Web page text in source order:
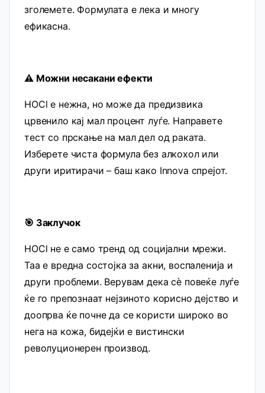
зголемете. Формулата е лека и многу
ефикасна.
⚠️ Можни несакани ефекти
HOCl е нежна, но може да предизвика
црвенило кај мал процент луѓе. Направете
тест со прскање на мал дел од раката.
Изберете чиста формула без алкохол или
други иритирачи – баш како Innova спрејот.
🎯 Заклучок
HOCl не е само тренд од социјални мрежи.
Таа е вредна состојка за акни, воспаленија и
други проблеми. Верувам дека сè повеќе луѓе
ќе го препознаат нејзиното корисно дејство и
доопрва ќе почне да се користи широко во
нега на кожа, бидејќи е вистински
револуционерен производ.